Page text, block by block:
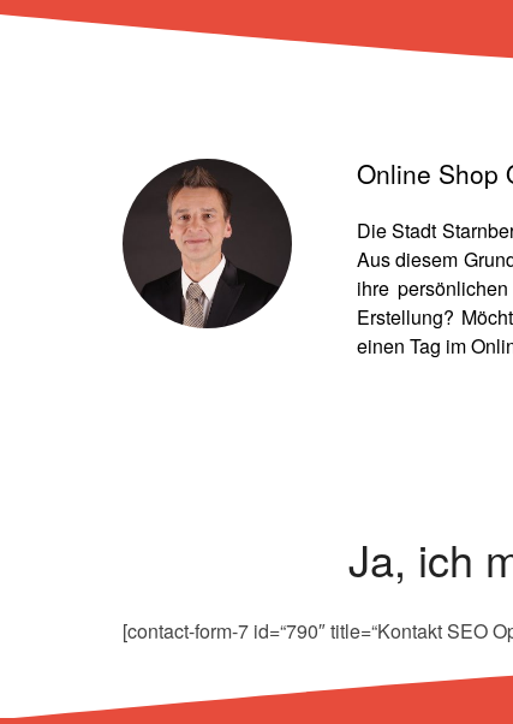
Online Shop
Die Stadt
Aus diesem
ihre
Erstellung?
einen Tag im
Ja, ich
[contact-form-7 id=“790″ title=“Kontakt SEO